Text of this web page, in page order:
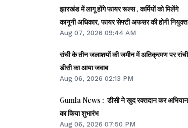
झारखंड में लागू होंगे फायर रूल्स , कर्मियों को मिलेंगे
कानूनी अधिकार, फायर सेफ्टी अफसर की होगी नियुक्त
Aug 07, 2026 09:44 AM
रांची के तीन जलाशयों की जमीन में अतिक्रमण पर रांची
डीसी का आया जवाब
Aug 06, 2026 02:13 PM
Gumla News : डीसी ने खुद रक्तदान कर अभियान
का किया शुभारंभ
Aug 06, 2026 07:50 PM